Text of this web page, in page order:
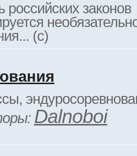
российских законов
(c)
Dalnoboi